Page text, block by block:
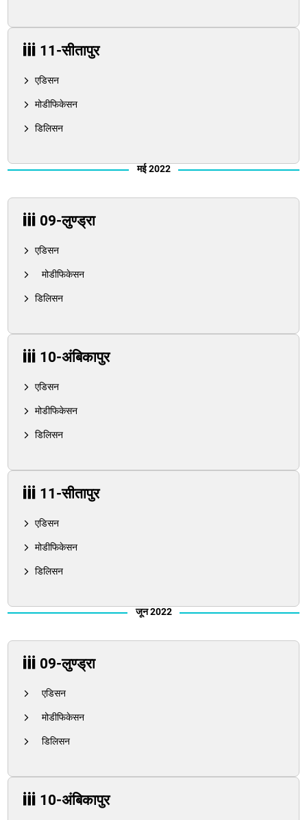
11-सीतापुर
एडिसन
मोडीफिकेसन
डिलिसन
मई 2022
09-लुण्ड्रा
एडिसन
मोडीफिकेसन
डिलिसन
10-अंबिकापुर
एडिसन
मोडीफिकेसन
डिलिसन
11-सीतापुर
एडिसन
मोडीफिकेसन
डिलिसन
जून 2022
09-लुण्ड्रा
एडिसन
मोडीफिकेसन
डिलिसन
10-अंबिकापुर